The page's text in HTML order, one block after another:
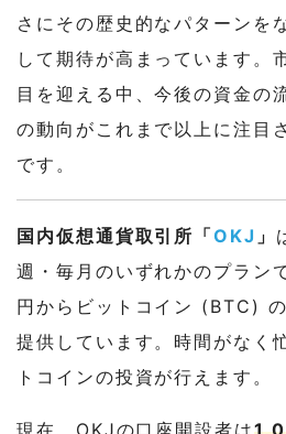
さにその歴史的なパターンを
して期待が高まっています。
目を迎える中、今後の資金の
の動向がこれまで以上に注目
です。
国内仮想通貨取引所「OKJ 」
週・毎月のいずれかのプラ
円からビットコイン (BTC)
提供しています。時間がなく
トコインの投資が行えます。
現在、OKJの口座開設者は